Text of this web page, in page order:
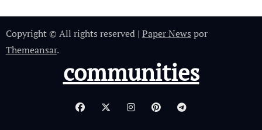
Copyright © All rights reserved | Paper News por
Themeansar.
communities